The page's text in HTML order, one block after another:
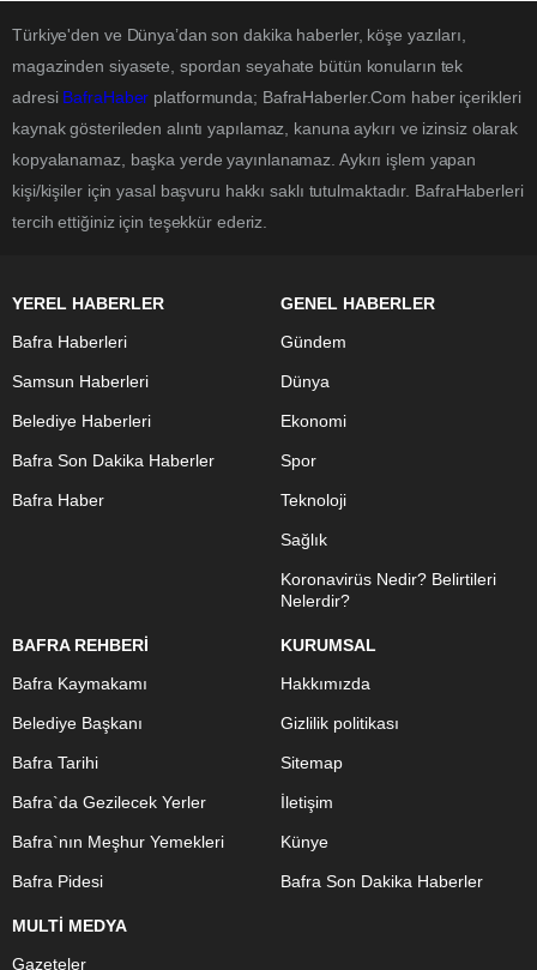
Türkiye'den ve Dünya’dan son dakika haberler, köşe yazıları,
magazinden siyasete, spordan seyahate bütün konuların tek
adresi BafraHaber platformunda; BafraHaberler.Com haber içerikleri
kaynak gösterileden alıntı yapılamaz, kanuna aykırı ve izinsiz olarak
kopyalanamaz, başka yerde yayınlanamaz. Aykırı işlem yapan
kişi/kişiler için yasal başvuru hakkı saklı tutulmaktadır. BafraHaberleri
tercih ettiğiniz için teşekkür ederiz.
YEREL HABERLER
Bafra Haberleri
Samsun Haberleri
Belediye Haberleri
Bafra Son Dakika Haberler
Bafra Haber
GENEL HABERLER
Gündem
Dünya
Ekonomi
Spor
Teknoloji
Sağlık
Koronavirüs Nedir? Belirtileri
Nelerdir?
BAFRA REHBERİ
Bafra Kaymakamı
Belediye Başkanı
Bafra Tarihi
Bafra`da Gezilecek Yerler
Bafra`nın Meşhur Yemekleri
Bafra Pidesi
KURUMSAL
Hakkımızda
Gizlilik politikası
Sitemap
İletişim
Künye
Bafra Son Dakika Haberler
MULTİ MEDYA
Gazeteler